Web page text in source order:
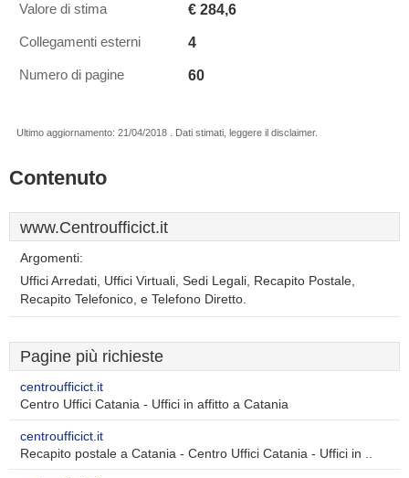
Valore di stima € 284,6
Collegamenti esterni 4
Numero di pagine 60
Ultimo aggiornamento: 21/04/2018 . Dati stimati, leggere il disclaimer.
Contenuto
www.Centroufficict.it
Argomenti:
Uffici Arredati, Uffici Virtuali, Sedi Legali, Recapito Postale,
Recapito Telefonico, e Telefono Diretto.
Pagine più richieste
centroufficict.it
Centro Uffici Catania - Uffici in affitto a Catania
centroufficict.it
Recapito postale a Catania - Centro Uffici Catania - Uffici in ..